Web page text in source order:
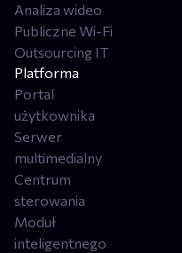
Analiza wideo
Publiczne Wi-Fi
Outsourcing IT
Platforma
Portal
użytkownika
Serwer
multimedialny
Centrum
sterowania
Moduł
inteligentnego